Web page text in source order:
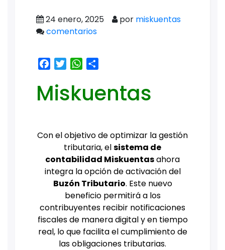
24 enero, 2025 por miskuentas
comentarios
Facebook
TwitterWhatsApp
Miskuentas
Con el objetivo de optimizar la gestión
tributaria, elsistema de
contabilidad Miskuentasahora
integra la opción de activación del
Buzón Tributario. Este nuevo
beneficio permitirá a los
contribuyentes recibir notificaciones
fiscales de manera digital y en tiempo
real, lo que facilita el cumplimiento de
las obligaciones tributarias.